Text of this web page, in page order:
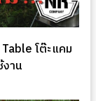
โต๊ะแคม
งาน